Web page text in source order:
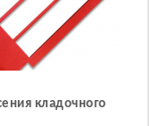
кладочного